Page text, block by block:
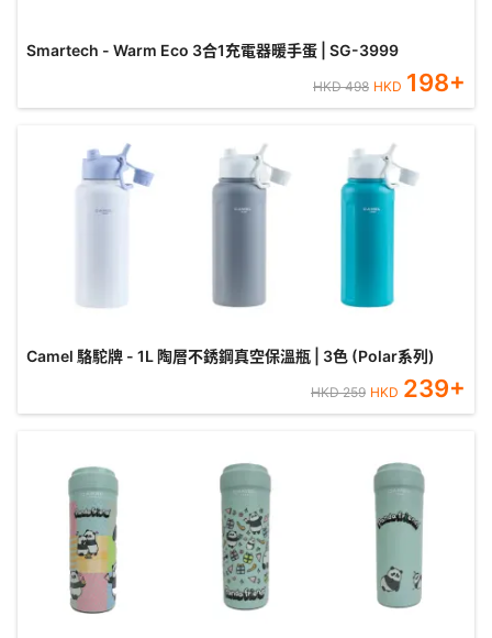
Smartech - Warm Eco 3合1充電器暖手蛋 | SG-3999
HKD498 HKD 198+
Camel 駱駝牌 - 1L 陶層不銹鋼真空保溫瓶 | 3色 (Polar系列)
HKD259 HKD 239+